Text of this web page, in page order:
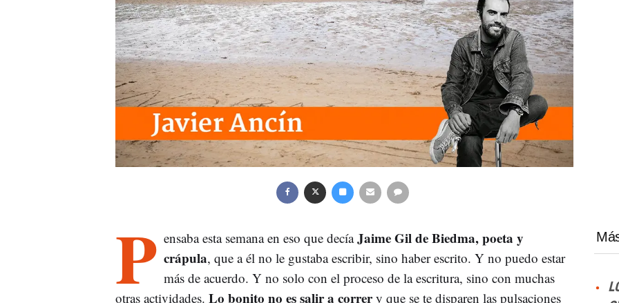
P ensaba esta semana en eso que decíaJaime Gil de Biedma, poeta y
crápula, que a él no le gustaba escribir, sino haber escrito. Y no puedo estar
más de acuerdo. Y no solo con el proceso de la escritura, sino con muchas
otras actividades. Lo bonito no es salir a correry que se te disparen las pulsaciones